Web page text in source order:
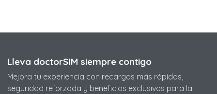
Lleva doctorSIM siempre contigo
Mejora tu experiencia con recargas más rápidas,
seguridad reforzada y beneficios exclusivos para la